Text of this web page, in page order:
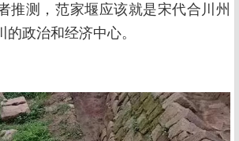
推测，范家堰应该就是宋代合川州
政治和经济中心。